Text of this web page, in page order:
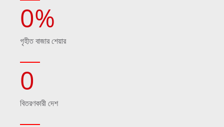
0%
গৃহীত বাজার শেয়ার
0
বিতরণকারী দেশ